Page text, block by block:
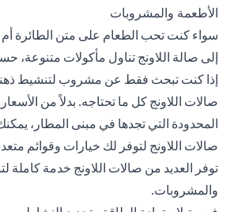
الأطعمة والمشروبات
سواء كنت تحب الطعام على متن الطائرة أم
إلى صالة اللاونج تناول مأكولات متنوعة،
إذا كنت تبحث فقط عن مشروب لتنشيط
صالات اللاونج كل ما تحتاجه. بدلاً من
المحدودة التي تجدها في مبنى المطار،
صالات اللاونج لتوفر لك خيارات وقوائم
توفر العديد من صالات اللاونج خدمة كاملة
والمشروبات.